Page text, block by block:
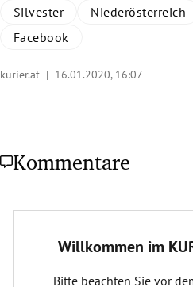
Silvester Niederösterreich
Facebook
kurier.at | 16.01.2020, 16:07
Kommentare